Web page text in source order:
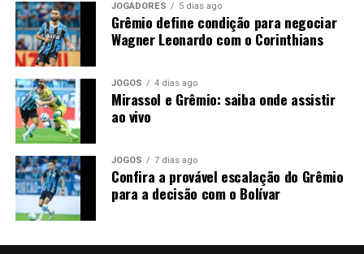
JOGADORES 5 dias ago
Grêmio define condição para negociar
Wagner Leonardo com o Corinthians
JOGOS 4 dias ago
Mirassol e Grêmio: saiba onde assistir
ao vivo
JOGOS 7 dias ago
Confira a provável escalação do Grêmio
para a decisão com o Bolívar